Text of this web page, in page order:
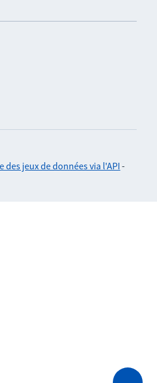
des jeux de données via l'API -